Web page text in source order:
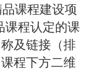
课程建设项
课程认定的课
及链接（排
程下方二维